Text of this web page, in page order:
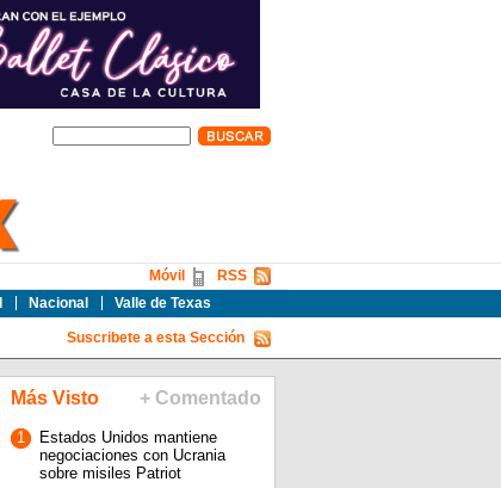
Nacional Valle de Texas
RSS
Móvil
Suscribete a esta Sección
Más Visto + Comentado
1
Estados Unidos mantiene
negociaciones con Ucrania
sobre misiles Patriot